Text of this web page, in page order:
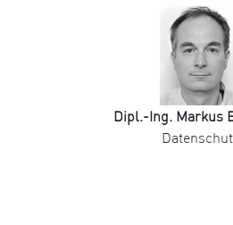
Dipl.-Ing. Markus